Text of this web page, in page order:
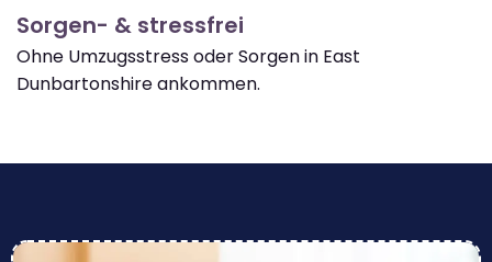
Sorgen- & stressfrei
Ohne Umzugsstress oder Sorgen in East
Dunbartonshire ankommen.